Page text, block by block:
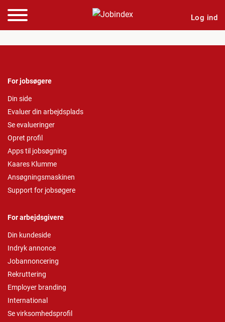
Log ind
For jobsøgere
Din side
Evaluer din arbejdsplads
Se evalueringer
Opret profil
Apps til jobsøgning
Kaares Klumme
Ansøgningsmaskinen
Support for jobsøgere
For arbejdsgivere
Din kundeside
Indryk annonce
Jobannoncering
Rekruttering
Employer branding
International
Se virksomhedsprofil